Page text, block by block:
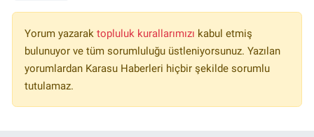
Yorum yazarak topluluk kurallarımızı kabul etmiş
bulunuyor ve tüm sorumluluğu üstleniyorsunuz. Yazılan
yorumlardan Karasu Haberleri hiçbir şekilde sorumlu
tutulamaz.